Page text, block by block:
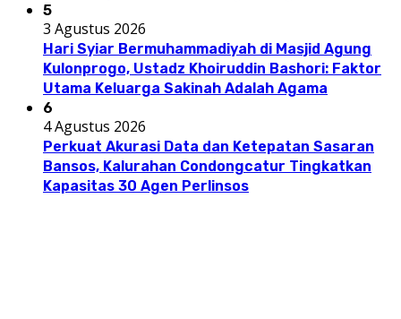
5
3 Agustus 2026
Hari Syiar Bermuhammadiyah di Masjid Agung
Kulonprogo, Ustadz Khoiruddin Bashori: Faktor
Utama Keluarga Sakinah Adalah Agama
6
4 Agustus 2026
Perkuat Akurasi Data dan Ketepatan Sasaran
Bansos, Kalurahan Condongcatur Tingkatkan
Kapasitas 30 Agen Perlinsos